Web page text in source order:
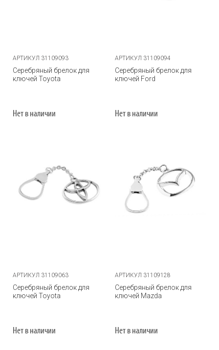
АРТИКУЛ 31109093
Серебряный брелок для
ключей Toyota
Нет в наличии
АРТИКУЛ 31109094
Серебряный брелок для
ключей Ford
Нет в наличии
АРТИКУЛ 31109063
Серебряный брелок для
ключей Toyota
Нет в наличии
АРТИКУЛ 31109128
Серебряный брелок для
ключей Mazda
Нет в наличии